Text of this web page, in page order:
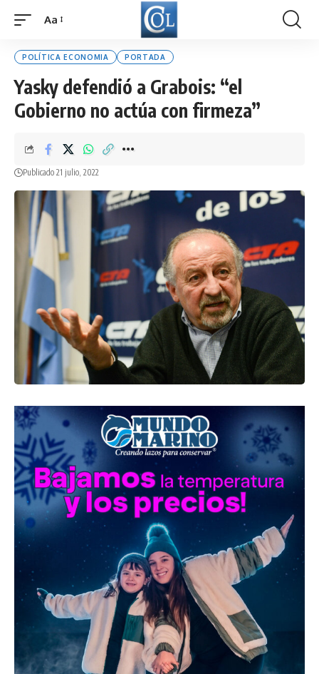
Font
Aa
POLÍTICA ECONOMIA PORTADA
Yasky defendió a Grabois: “el
Gobierno no actúa con firmeza”
Publicado 21 julio, 2022